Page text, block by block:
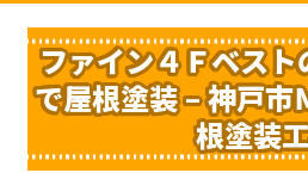
ファイン４Ｆベス
で屋根塗装 – 神戸市
根塗装